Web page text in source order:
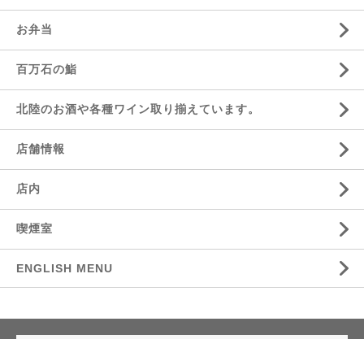
お弁当
百万石の鮨
北陸のお酒や各種ワイン取り揃えています。
店舗情報
店内
喫煙室
ENGLISH MENU